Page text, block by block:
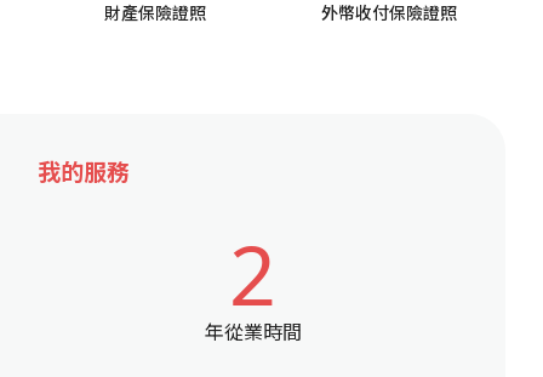
財產保險證照 外幣收付保險證照
我的服務
2
年從業時間